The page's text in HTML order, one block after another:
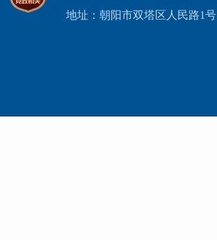
地址：朝阳市双塔区人民路1号